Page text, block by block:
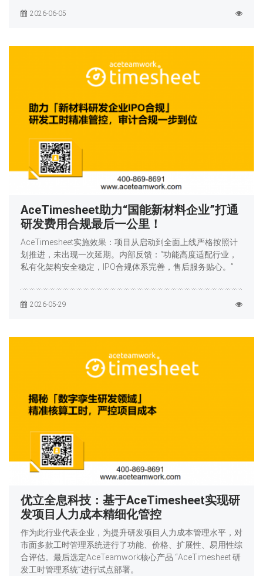
2026-06-05
AceTimesheet助力“国能新材料企业”打通
研发费用合规最后一公里！
AceTimesheet实施效果：项目从启动到全面上线严格按照计
划推进，未出现一次延期。内部反馈：“功能高度适配行业，
私有化架构安全稳定，IPO合规体系完善，售后服务贴心。”
2026-05-29
优立全息科技：基于AceTimesheet实现研
发项目人力成本精细化管控
作为此行业代表企业，为提升研发项目人力成本管理水平，对
市面多款工时管理系统进行了功能、价格、扩展性、易用性综
合评估。最后选定AceTeamwork核心产品 “AceTimesheet 研
发工时管理系统”进行试点部署。